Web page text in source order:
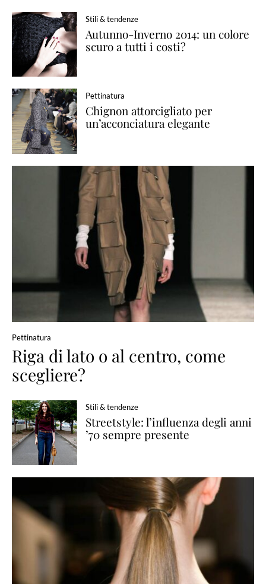
Stili & tendenze
Autunno-Inverno 2014: un colore
scuro a tutti i costi?
Pettinatura
Chignon attorcigliato per
un’acconciatura elegante
Pettinatura
Riga di lato o al centro, come
scegliere?
Stili & tendenze
Streetstyle: l’influenza degli anni
’70 sempre presente